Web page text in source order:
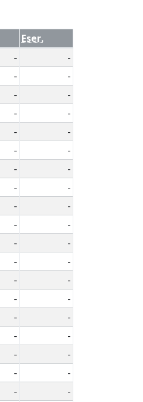
Eser.
-
-
-
-
-
-
-
-
-
-
-
-
-
-
-
-
-
-
-
-
-
-
-
-
-
-
-
-
-
-
-
-
-
-
-
-
-
-